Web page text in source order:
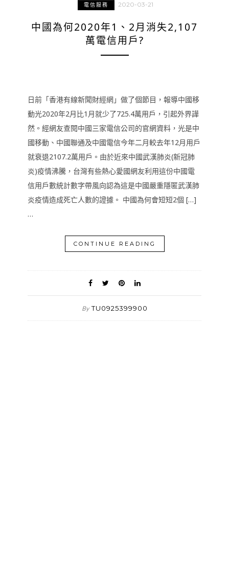
電信服務 2020-03-21
中國為何2020年1、2月消失2,107
萬電信用戶?
日前「香港有線新聞財經網」做了個節目，報導中國移
動光2020年2月比1月就少了725.4萬用戶，引起外界譁
然。經網友查閱中國三家電信公司的官網資料，光是中
國移動、中國聯通及中國電信今年二月較去年12月用戶
就衰退2107.2萬用戶。由於近來中國武漢肺炎(新冠肺
炎)疫情沸騰，台灣有些熱心愛國網友利用這份中國電
信用戶數統計數字帶風向認為這是中國嚴重隱匿武漢肺
炎疫情造成死亡人數的證據。 中國為何會短短2個 […]
…
CONTINUE READING
By TU0925399900